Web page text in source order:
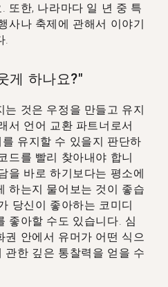
또한, 나라마다 일 년 중 특
사나 축제에 관해서 이야기
.
게 하나요?"
는 것은 우정을 만들고 유지
서 언어 교환 파트너로서
유지할 수 있을지 판단하
드를 빨리 찾아내야 합니
을 바로 하기보다는 평소에
하는지 물어보는 것이 좋습
당신이 좋아하는 코미디
좋아할 수도 있습니다. 심
권 안에서 유머가 어떤 식으
관한 깊은 통찰력을 얻을 수